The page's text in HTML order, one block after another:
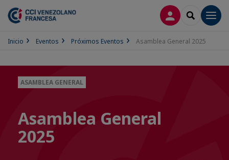
CONECTARSE
SEARCH
Inicio Eventos Próximos Eventos Asamblea General 2025
ASAMBLEA GENERAL
Asamblea General
2025